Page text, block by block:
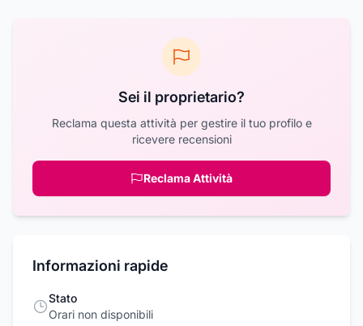
Sei il proprietario?
Reclama questa attività per gestire il tuo profilo e
ricevere recensioni
Reclama Attività
Informazioni rapide
Stato
Orari non disponibili